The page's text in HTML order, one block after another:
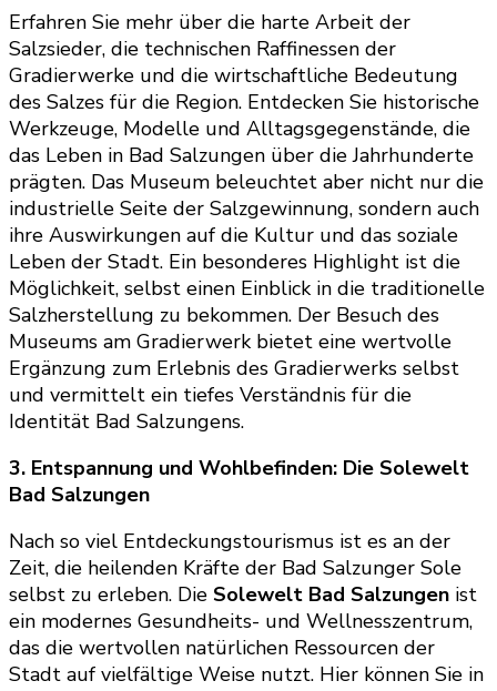
Erfahren Sie mehr über die harte Arbeit der
Salzsieder, die technischen Raffinessen der
Gradierwerke und die wirtschaftliche Bedeutung
des Salzes für die Region. Entdecken Sie historische
Werkzeuge, Modelle und Alltagsgegenstände, die
das Leben in Bad Salzungen über die Jahrhunderte
prägten. Das Museum beleuchtet aber nicht nur die
industrielle Seite der Salzgewinnung, sondern auch
ihre Auswirkungen auf die Kultur und das soziale
Leben der Stadt. Ein besonderes Highlight ist die
Möglichkeit, selbst einen Einblick in die traditionelle
Salzherstellung zu bekommen. Der Besuch des
Museums am Gradierwerk bietet eine wertvolle
Ergänzung zum Erlebnis des Gradierwerks selbst
und vermittelt ein tiefes Verständnis für die
Identität Bad Salzungens.
3. Entspannung und Wohlbefinden: Die Solewelt
Bad Salzungen
Nach so viel Entdeckungstourismus ist es an der
Zeit, die heilenden Kräfte der Bad Salzunger Sole
selbst zu erleben. Die Solewelt Bad Salzungen ist
ein modernes Gesundheits- und Wellnesszentrum,
das die wertvollen natürlichen Ressourcen der
Stadt auf vielfältige Weise nutzt. Hier können Sie in